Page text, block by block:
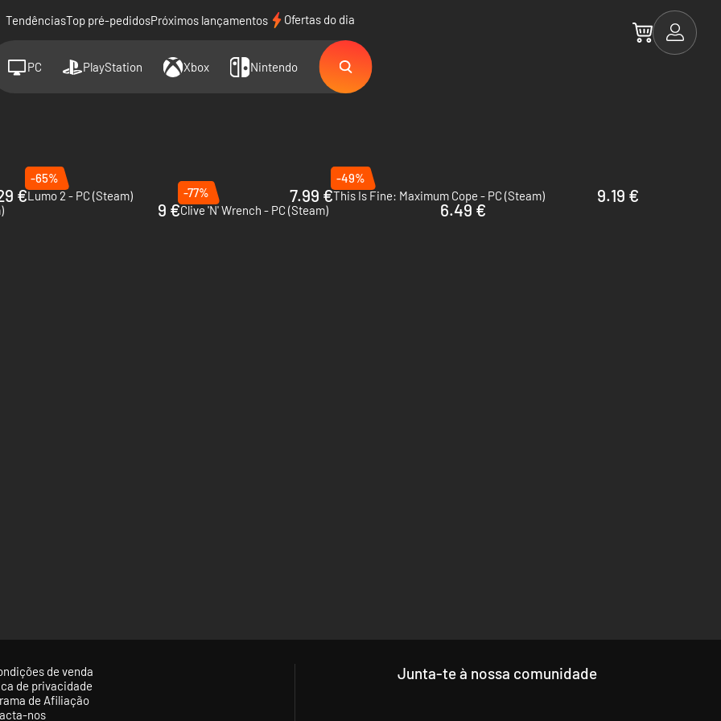
TendênciasTop pré-pedidosPróximos lançamentos Ofertas do dia
PC PlayStation Xbox Nintendo
€
-65%
Lumo 2 - PC (Steam)
7.99 €
-49%
This Is Fine: Maximum Cope - PC (Steam)
9.19 €
9 €
-77%
Clive 'N' Wrench - PC (Steam)
6.49 €
de venda
de privacidade
de Afiliação
nos
Junta-te à nossa comunidade